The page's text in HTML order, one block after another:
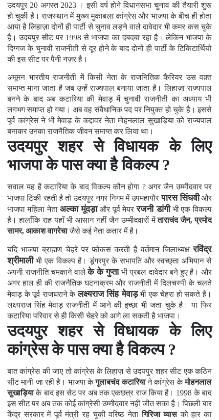
उदयपुर 20 अगस्त 2023 । इसी वर्ष होने विधानसभा चुनाव की तैयारी शुरू
हो चुकी है। राजस्थान में मुख्य मुकाबला कांग्रेस और भाजपा के बीच ही होता
आया है लिहाज़ा दोनों ही पार्टी से चुनाव लड़ने वाले दावेदार भी कमर कस चुके
है। उदयपुर सीट पर 1998 से भाजपा का दबदबा रहा है। लेकिन भाजपा के
दिग्गज के चुनावी राजनीती से दूर होने के बाद दोनों ही पार्टी के टिकिटार्थियो
की इस सीट पर पैनी नज़र है।
अमूमन भारतीय राजनीती में किसी नेता के राजनितिक कैरियर उस वक़्त
समाप्त माना जाता है जब उन्हें राज्यपाल बनाया जाता है। लिहाज़ा राज्यपाल
बनने के बाद अब कटारिया की मेवाड़ में चुनावी राजनीती का अध्याय भी
लगभग समाप्त हो गया। अब वह संवैधानिक पद पर नियुक्त हो चुके है। इससे
पूर्व कांग्रेस ने भी मेवाड़ के कद्दावर नेता मोहनलाल सुखाड़िया को राज्यपाल
बनाकर उनका राजनैतिक जीवन समाप्त कर लिया था।
उदयपुर शहर से विधायक के लिए
भाजपा के पास क्या है विकल्प ?
सवाल यह है कटारिया के बाद विकल्प कौन होगा ? अगर जैन उम्मीदवार पर
भाजपा टिकी रहती है तो उदयपुर नगर निगम में उपमहापौरपारस सिंघवीऔर
भाजपा महिला नेताअल्का मूंदड़ाऔर पूर्व मेयररजनी डांगीभी एक विकल्प
है। हालाँकि राह यहाँ भी आसान नहीं जैन उम्मीदवारों मेंताराचंद जैन, प्रमोद
सामर, आकाश वागरेचाजैसे कई नेता कतार में है।
यदि भाजपा ब्राह्मण चेहरे पर फोकस करती है वर्तमान जिलाध्यक्षरविंद्र
श्रीमालीभी एक विकल्प है। डूंगरपुर के सभापति और स्वच्छ्ता अभियान से
अपनी राजनीति चमकाने वालेके के गुप्ताभी प्रबल दावेदार बने हुए है। और
अगर हाल ही की राजनैतिक घटनाक्रम और राजनीती में दिलचस्पी के चलते
मेवाड़ के पूर्व राजघराने केलक्ष्यराज सिंह मेवाड़भी एक चेहरा हो सकते है।
लक्ष्यराज सिंह मेवाड़ राजनीती में आने की इच्छा भी जता चुके है। या फिर
कटारिया परिवार से ही किसी चेहरे को आगे ला सकती है भाजपा।
उदयपुर शहर से विधायक के लिए
कांग्रेस के पास क्या है विकल्प ?
बात कांग्रेस की जाए तो कांग्रेस के लिहाज़ से उदयपुर शहर सीट एक कठिन
सीट मानी जा रही है। भाजपा केगुलाबचंद कटारियाने कांग्रेस केमोहनलाल
सुखाड़ियाके बाद इस सेट पर अब तक एकछत्र राज किया है। 1998 के बाद
इस सीट पर अब तक कोई कांग्रेसी उम्मीदवार नहीं जीत सका है। पिछली बार
केंद्र सरकार में पूर्व मंत्री रह चुकी वरिष्ठ नेतागिरिजा व्यासको हार का